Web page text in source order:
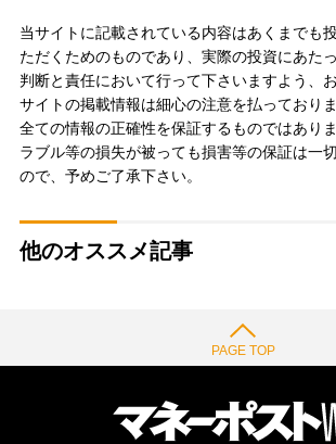
当サイトに記載されている内容はあくまでも
ただくためのものであり、実際の投資にあた
判断と責任において行って下さいますよう、
サイトの掲載情報は細心の注意を払っており
全ての情報の正確性を保証するものではあり
ラブル等の損失が被っても損害等の保証は一
ので、予めご了承下さい。
他のオススメ記事
PAGE TOP